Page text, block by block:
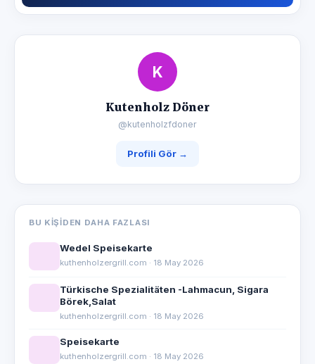
K
Kutenholz Döner
@kutenholzfdoner
Profili Gör →
BU KIŞIDEN DAHA FAZLASI
Wedel Speisekarte
kuthenholzergrill.com · 18 May 2026
Türkische Spezialitäten -Lahmacun, Sigara
Börek,Salat
kuthenholzergrill.com · 18 May 2026
Speisekarte
kuthenholzergrill.com · 18 May 2026